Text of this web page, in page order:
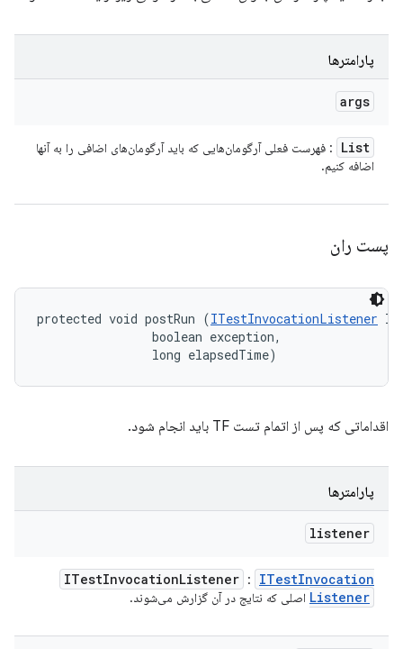
پارامترها
args
List
: فهرست فعلی آرگومان‌هایی که باید آرگومان‌های اضافی را به آنها
اضافه کنیم.
پست ران
protected void postRun (ITestInvocationListener
                boolean exception,
                long elapsedTime)
اقداماتی که پس از اتمام تست TF باید انجام شود.
پارامترها
listener
ITestInvocationListener : ITestInvocation
Listener اصلی که نتایج در آن گزارش می‌شوند.